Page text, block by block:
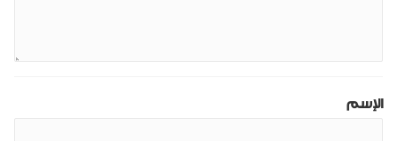
الإسم